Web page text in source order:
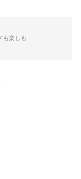
も楽しも